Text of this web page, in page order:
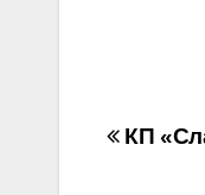
КП